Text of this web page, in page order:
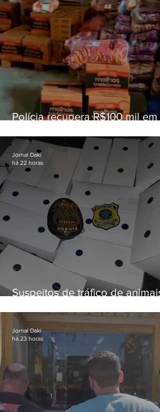
Polícia recupera R$100 mil em
Fluminense
Suspeitos de tráfico de animais
aves
Jornal Daki
há 22 horas
Jornal Daki
há 23 horas